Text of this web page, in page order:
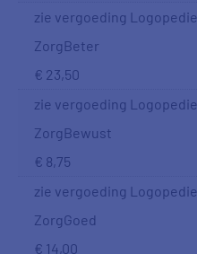
zie vergoeding Logopedie
ZorgBeter
€ 23,50
zie vergoeding Logopedie
ZorgBewust
€ 8,75
zie vergoeding Logopedie
ZorgGoed
€ 14,00